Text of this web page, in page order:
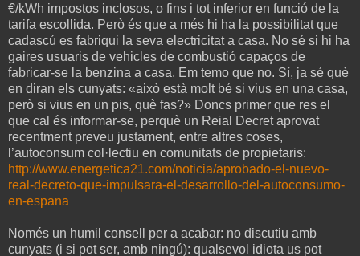
€/kWh impostos inclosos, o fins i tot inferior en funció de la
tarifa escollida. Però és que a més hi ha la possibilitat que
cadascú es fabriqui la seva electricitat a casa. No sé si hi ha
gaires usuaris de vehicles de combustió capaços de
fabricar-se la benzina a casa. Em temo que no. Sí, ja sé què
en diran els cunyats: «això està molt bé si vius en una casa,
però si vius en un pis, què fas?» Doncs primer que res el
que cal és informar-se, perquè un Reial Decret aprovat
recentment preveu justament, entre altres coses,
l’autoconsum col·lectiu en comunitats de propietaris:
http://www.energetica21.com/noticia/aprobado-el-nuevo-
real-decreto-que-impulsara-el-desarrollo-del-autoconsumo-
en-espana
Només un humil consell per a acabar: no discutiu amb
cunyats (i si pot ser, amb ningú): qualsevol idiota us pot